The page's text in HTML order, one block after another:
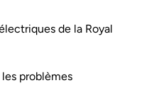
de la Royal
problèmes